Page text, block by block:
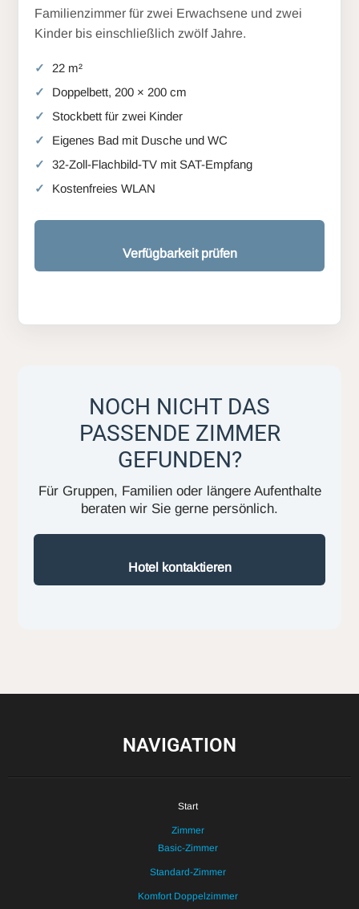
Familienzimmer für zwei Erwachsene und zwei
Kinder bis einschließlich zwölf Jahre.
22 m²
Doppelbett, 200 × 200 cm
Stockbett für zwei Kinder
Eigenes Bad mit Dusche und WC
32-Zoll-Flachbild-TV mit SAT-Empfang
Kostenfreies WLAN
Verfügbarkeit prüfen
NOCH NICHT DAS
PASSENDE ZIMMER
GEFUNDEN?
Für Gruppen, Familien oder längere Aufenthalte
beraten wir Sie gerne persönlich.
Hotel kontaktieren
NAVIGATION
Start
Zimmer
Basic-Zimmer
Standard-Zimmer
Komfort Doppelzimmer